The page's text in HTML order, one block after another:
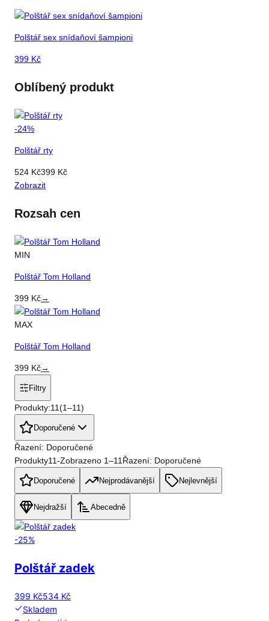
Polštář sex snídaňoví šampioni
399 Kč
Oblíbený produkt
-24%
Polštář rty
524 Kč399 Kč
Zobrazit
Rozsah cen
MIN
Polštář Tom Holland
399 Kč→
MAX
Polštář Tom Holland
399 Kč→
Filtry
Produkty:11(1–11)
Doporučené
Řazení: Doporučené
Produkty11-Zobrazeno 1–11Řazení: Doporučené
Doporučené Nejprodávanější Nejlevnější
Nejdražší Abecedně
-25%
Polštář zadek
399 Kč534 Kč
Skladem